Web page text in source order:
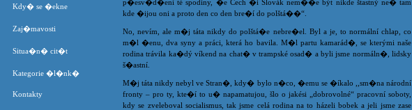
p�esv�d�ení té spodiny, �e Cech �i Slovák nem��e být nikde štastný ne� tam
kde �ijou oni a proto den co den bre�í do polštá��“.
No, nevím, ale m�j táta nikdy do polštá�e nebre�el. Byl a je, to normální chlap, co
m�l �enu, dva syny a práci, která ho bavila. M�l partu kamarád�, se kterými naše
rodina trávila ka�dý víkend na chat� v trampské osad� a byli jsme normáln�, lidsky
š�astní.
M�j táta nikdy nebyl ve Stran�, kdy� bylo n�co, �emu se �íkalo ,,sm�na národní
fronty – pro ty, kte�í to u� napamatujou, šlo o jakési „dobrovolné“ pracovní soboty,
kdy se zveleboval socialismus, tak jsme celá rodina na to házeli bobek a jeli jsme zase
Kdy� se �ekne
Zaj�mavosti
Situa�n� cit�t
Kategorie �l�nk�
Kontakty